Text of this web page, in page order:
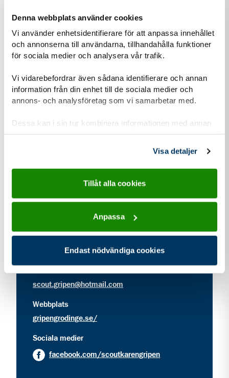
Denna webbplats använder cookies
Vi använder enhetsidentifierare för att anpassa innehållet
och annonserna till användarna, tillhandahålla funktioner
för sociala medier och analysera vår trafik.
Vi vidarebefordrar även sådana identifierare och annan
information från din enhet till de sociala medier och
annons- och analysföretag som vi samarbetar med.
Dessa kan i sin tur kombinera informationen med annan
information som du har tillhandahållit eller som de har
Visa detaljer
Tillåt alla cookies
Anpassa
Endast nödvändiga cookies
Personuppgiftshantering under GDPR
Vi vill att du ska känna dig trygg när du kontaktar oss.
Därför vill vi berätta om vår hantering av
personuppgifter och om dataskyddsförordningen
(GDPR).
Läs mer om vår personuppgiftshantering
Kontaktuppgifter
adress för Scoutkåren Gripen - Grödinge
Ringvägen 26
Grödinge
kontakt information för Scoutkåren Gripen -
scout.gripen@hotmail.com
Webbplats
gripengrodinge.se/
Sociala medier
facebook.com/scoutkarengripen